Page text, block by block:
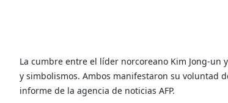
La cumbre entre el líder norcoreano Kim Jong-
y simbolismos. Ambos manifestaron su voluntad
informe de la agencia de noticias AFP.